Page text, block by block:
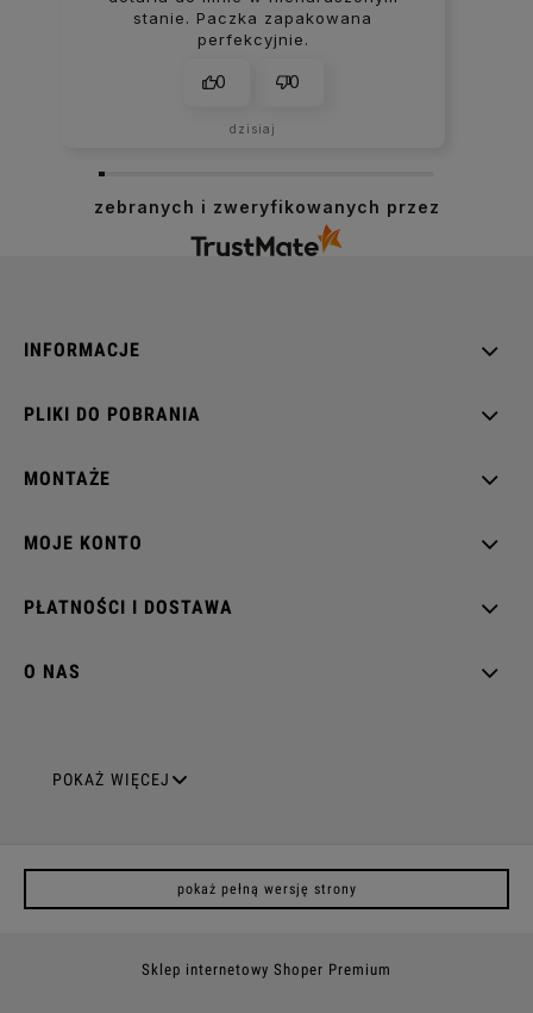
stanie. Paczka zapakowana
perfekcyjnie.
0 0
dzisiaj
zebranych i zweryfikowanych przez
INFORMACJE
PLIKI DO POBRANIA
MONTAŻE
MOJE KONTO
PŁATNOŚCI I DOSTAWA
O NAS
GNIAZDA ELEKTRYCZNE
Gniazda podwójne z uziemieniem
POKAŻ WIĘCEJ
pokaż pełną wersję strony
Sklep internetowy Shoper Premium